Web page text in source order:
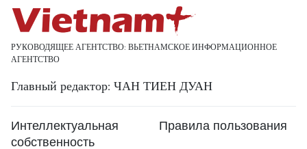
РУКОВОДЯЩЕЕ АГЕНТСТВО: ВЬЕТНАМСКОЕ ИНФОРМАЦИОННОЕ
АГЕНТСТВО
Главный редактор: ЧАН ТИЕН ДУАН
Интеллектуальная
собственность
Правила пользования